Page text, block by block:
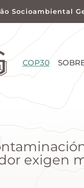
Socioambiental
COP30
exigen